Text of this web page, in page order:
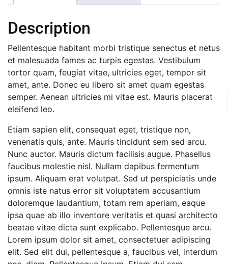
Description
Pellentesque habitant morbi tristique senectus et netus
et malesuada fames ac turpis egestas. Vestibulum
tortor quam, feugiat vitae, ultricies eget, tempor sit
amet, ante. Donec eu libero sit amet quam egestas
semper. Aenean ultricies mi vitae est. Mauris placerat
eleifend leo.
Etiam sapien elit, consequat eget, tristique non,
venenatis quis, ante. Mauris tincidunt sem sed arcu.
Nunc auctor. Mauris dictum facilisis augue. Phasellus
faucibus molestie nisl. Nullam dapibus fermentum
ipsum. Aliquam erat volutpat. Sed ut perspiciatis unde
omnis iste natus error sit voluptatem accusantium
doloremque laudantium, totam rem aperiam, eaque
ipsa quae ab illo inventore veritatis et quasi architecto
beatae vitae dicta sunt explicabo. Pellentesque arcu.
Lorem ipsum dolor sit amet, consectetuer adipiscing
elit. Sed elit dui, pellentesque a, faucibus vel, interdum